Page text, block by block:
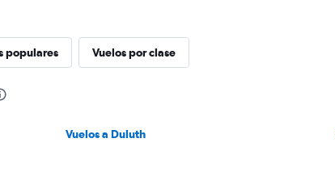
populares Vuelos por clase
Vuelos a Duluth